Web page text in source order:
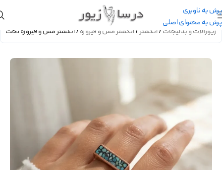
پرش به ناوبری
پرش به محتوای اصلی
/زیورآلات و بدلیجات/انگشتر/انگشتر مس و فیروزه/انگشتر مس و فیروزه تخت